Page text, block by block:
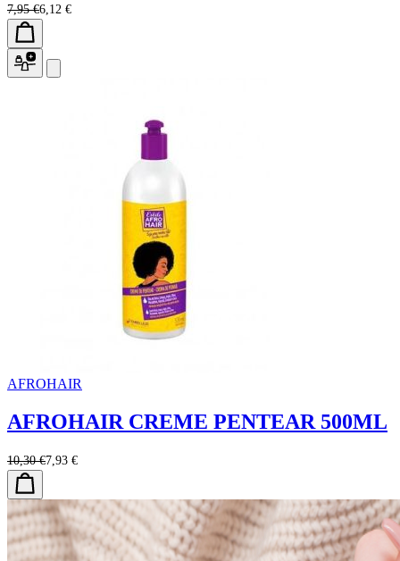
7,95 €6,12 €
AFROHAIR
AFROHAIR CREME PENTEAR 500ML
10,30 €7,93 €